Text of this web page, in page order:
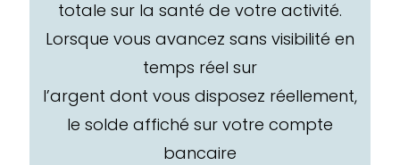
totale sur la santé de votre activité.
Lorsque vous avancez sans visibilité en
temps réel sur
l’argent dont vous disposez réellement,
le solde affiché sur votre compte
bancaire